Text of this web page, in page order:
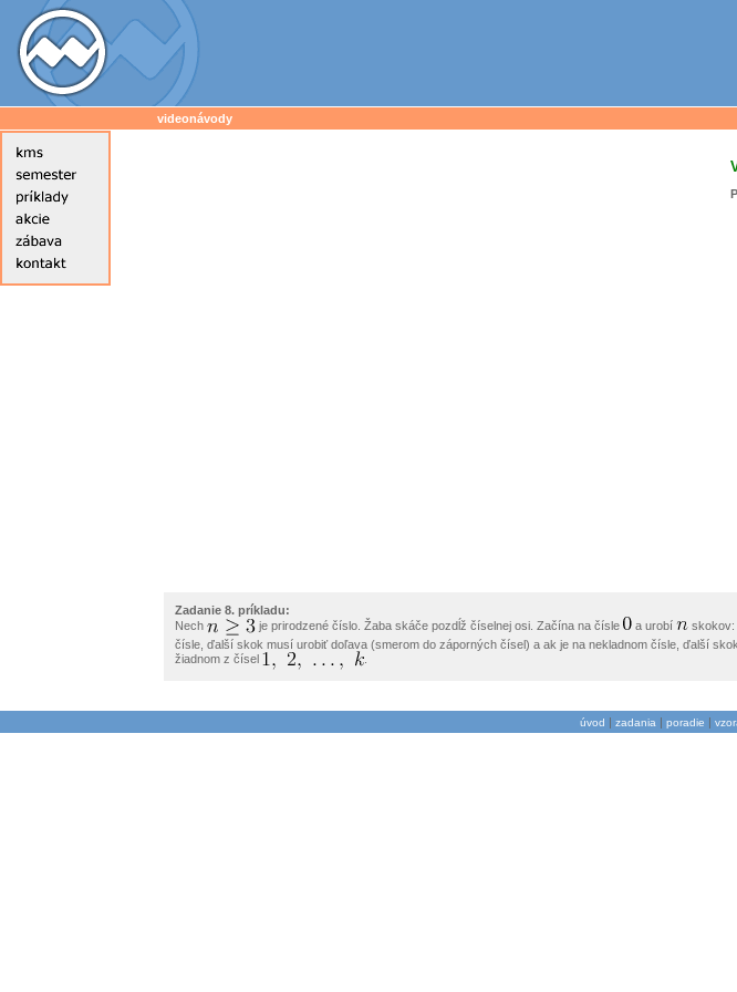
videonávody
Zadanie 8. príkladu:
Nech
je prirodzené číslo. Žaba skáče pozdĺž číselnej osi. Začína na čísle a urobí skokov:
čísle, ďalší skok musí urobiť doľava (smerom do záporných čísel) a ak je na nekladnom čísle, ďalší
žiadnom z čísel
úvod | zadania | poradie |